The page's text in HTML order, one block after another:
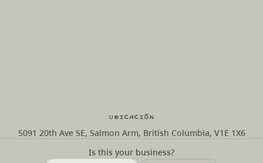
Is this your business?
Ubicación
5091 20th Ave SE, Salmon Arm, British Columbia, V1E 1X6